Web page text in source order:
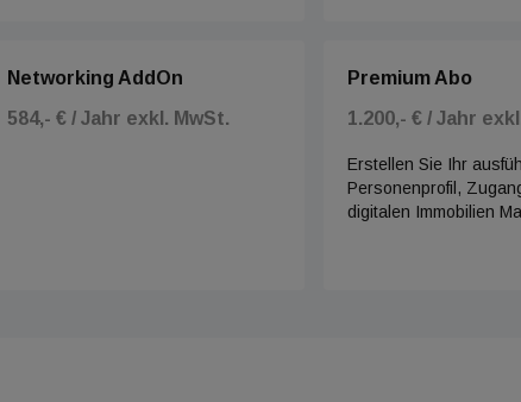
Networking AddOn
584,- € / Jahr exkl. MwSt.
Premium Abo
1.200,- € / Jahr
Erstellen Sie Ihr
Personenprofil,
digitalen Immobilien